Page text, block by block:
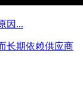
因...
长期依赖供应商